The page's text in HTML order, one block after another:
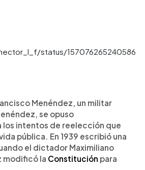
status/157076265240586
Menéndez, un militar
se opuso
intentos de reelección que
pública. En 1939 escribió una
el dictador Maximiliano
modificó la Constitución para